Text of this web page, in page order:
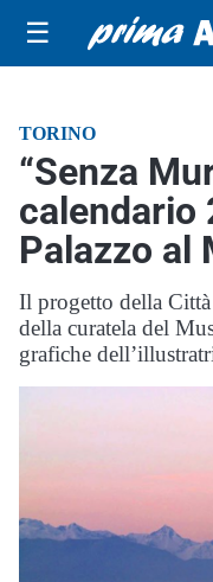
☰
TORINO
“Senza
calendario
Palazzo al
Il progetto della
della curatela del
grafiche